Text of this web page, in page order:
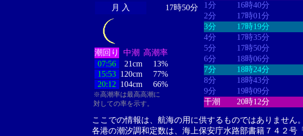
月 入
17時50分
潮回り 中潮 高潮率
07:56
21cm
13%
15:53 120cm
77%
20:12 104cm 66%
※高潮率は最高高潮に
対しての率を示す。
1分
16時40分
2分
17時01分
3分
17時19分
4分
17時35分
5分
17時50分
6分
18時06分
7分
18時24分
8分
18時43分
9分
19時09分
干潮
20時12分
ここでの情報は、航海の用に供するものではありません
各港の潮汐調和定数は、海上保安庁水路部書籍７４２号